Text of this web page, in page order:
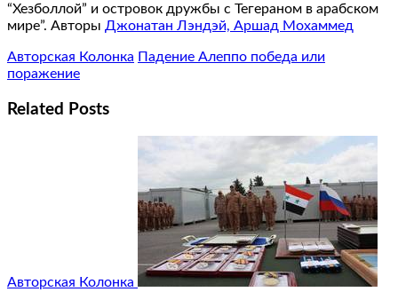
“Хезболлой” и островок дружбы с Тегераном в арабском
мире”. Авторы Джонатан Лэндэй, Аршад Мохаммед
Авторская Колонка Падение Алеппо победа или
поражение
Related Posts
Авторская Колонка